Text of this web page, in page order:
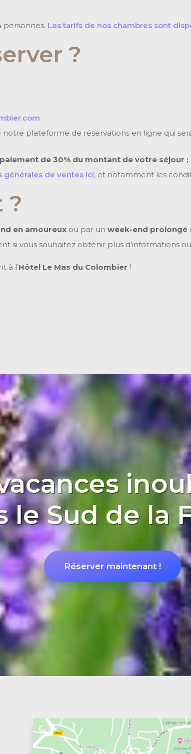
personnes. Les tarifs de nos chambres sont
?
notre plateforme de réservations en ligne qui
de 30% du montant de votre séjour
générales de ventes ici, et notamment les
?
en amoureux ou par unweek-end prolongé
si vous souhaitez obtenir plus d’informations
à l’Hôtel Le Mas du Colombier !
le Sud de la
Réserver maintenant !